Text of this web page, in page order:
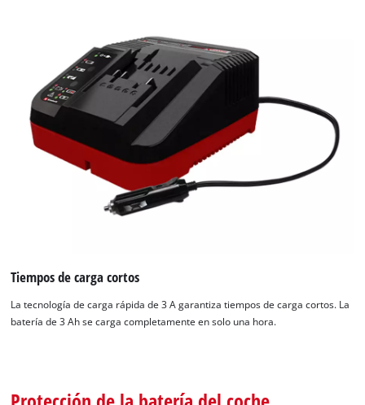
¡Necesitamos su consentimiento para
Tiempos de carga cortos
La tecnología de carga rápida de 3 A garantiza tiempos de carga cortos. La
batería de 3 Ah se carga completamente en solo una hora.